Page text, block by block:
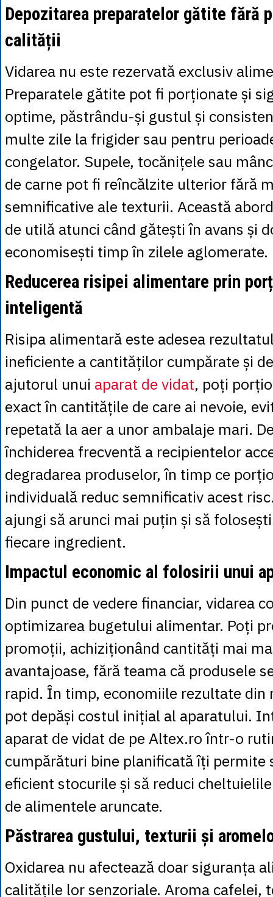
Depozitarea preparatelor gătite fără
calității
Vidarea nu este rezervată exclusiv
Preparatele gătite pot fi porționate și
optime, păstrându-și gustul și
multe zile la frigider sau pentru
congelator. Supele, tocănițele sau
de carne pot fi reîncălzite ulterior fără
semnificative ale texturii. Această
de utilă atunci când gătești în avans și
economisești timp în zilele aglomerate.
Reducerea risipei alimentare prin
inteligentă
Risipa alimentară este adesea
ineficiente a cantităților cumpărate și
ajutorul unui aparat de vidat, poți
exact în cantitățile de care ai nevoie,
repetată la aer a unor ambalaje mari.
închiderea frecventă a recipientelor
degradarea produselor, în timp ce
individuală reduc semnificativ acest
ajungi să arunci mai puțin și să
fiecare ingredient.
Impactul economic al folosirii unui
Din punct de vedere financiar, vidarea
optimizarea bugetului alimentar. Poți
promoții, achiziționând cantități mai
avantajoase, fără teama că produsele
rapid. În timp, economiile rezultate din
pot depăși costul inițial al aparatului.
aparat de vidat de pe Altex.ro într-o
cumpărături bine planificată îți permite
eficient stocurile și să reduci
de alimentele aruncate.
Păstrarea gustului, texturii și
Oxidarea nu afectează doar siguranța
calitățile lor senzoriale. Aroma cafelei,